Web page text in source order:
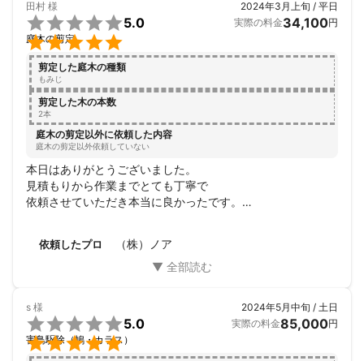
田村 様


5.0
庭木の剪定
2024年3月上旬 / 平日
実際の料金34,100円
剪定した庭木の種類
もみじ
剪定した木の本数
2本
庭木の剪定以外に依頼した内容
庭木の剪定以外依頼していない
本日はありがとうございました。
見積もりから作業までとても丁寧で
依頼させていただき本当に良かったです。
作業後の片付けも素早く綺麗でした。
庭もさっぱりして見違えました。
依頼したプロ （株）ノア
s 様


5.0
害鳥駆除（鳩・カラス）
2024年5月中旬 / 土日
実際の料金85,000円